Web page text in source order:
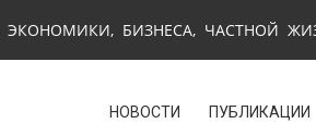
ЭКОНОМИКИ, БИЗНЕСА, ЧАСТНОЙ
НОВОСТИ ПУБЛИКАЦИИ